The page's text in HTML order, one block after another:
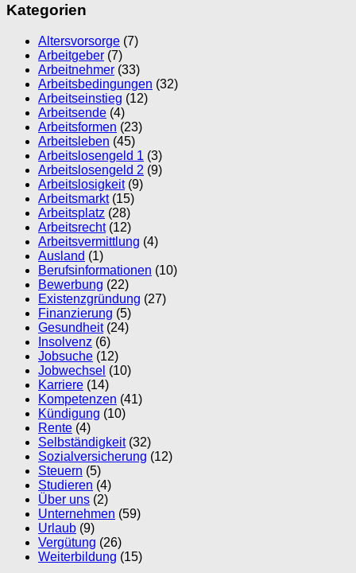
Kategorien
Altersvorsorge (7)
Arbeitgeber (7)
Arbeitnehmer (33)
Arbeitsbedingungen (32)
Arbeitseinstieg (12)
Arbeitsende (4)
Arbeitsformen (23)
Arbeitsleben (45)
Arbeitslosengeld 1 (3)
Arbeitslosengeld 2 (9)
Arbeitslosigkeit(9)
Arbeitsmarkt(15)
Arbeitsplatz (28)
Arbeitsrecht(12)
Arbeitsvermittlung (4)
Ausland (1)
Berufsinformationen (10)
Bewerbung (22)
Existenzgründung (27)
Finanzierung (5)
Gesundheit(24)
Insolvenz (6)
Jobsuche (12)
Jobwechsel (10)
Karriere (14)
Kompetenzen (41)
Kündigung (10)
Rente (4)
Selbständigkeit(32)
Sozialversicherung (12)
Steuern (5)
Studieren (4)
Über uns (2)
Unternehmen (59)
Urlaub (9)
Vergütung (26)
Weiterbildung (15)